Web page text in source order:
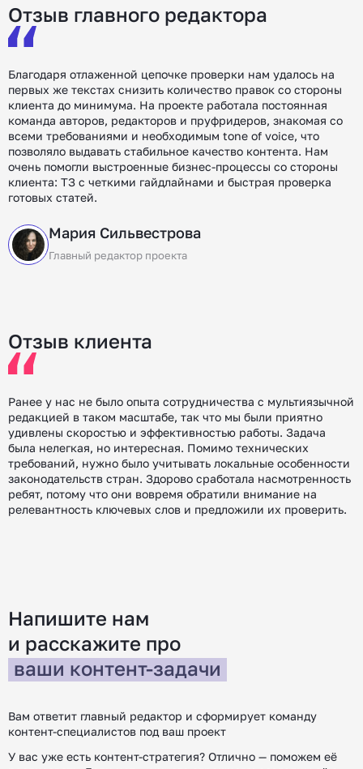
Отзыв главного редактора
Благодаря отлаженной цепочке проверки нам удалось на
первых же текстах снизить количество правок со стороны
клиента до минимума. На проекте работала постоянная
команда авторов, редакторов и пруфридеров, знакомая со
всеми требованиями и необходимым tone of voice, что
позволяло выдавать стабильное качество контента. Нам
очень помогли выстроенные бизнес-процессы со стороны
клиента: ТЗ с четкими гайдлайнами и быстрая проверка
готовых статей.
Мария Сильвестрова
Главный редактор проекта
Отзыв клиента
Ранее у нас не было опыта сотрудничества с мультиязычной
редакцией в таком масштабе, так что мы были приятно
удивлены скоростью и эффективностью работы. Задача
была нелегкая, но интересная. Помимо технических
требований, нужно было учитывать локальные особенности
законодательств стран. Здорово сработала насмотренность
ребят, потому что они вовремя обратили внимание на
релевантность ключевых слов и предложили их проверить.
Напишите нам
и расскажите про
ваши контент-задачи
Вам ответит главный редактор и сформирует команду
контент-специалистов под ваш проект
У вас уже есть контент-стратегия? Отлично — поможем её